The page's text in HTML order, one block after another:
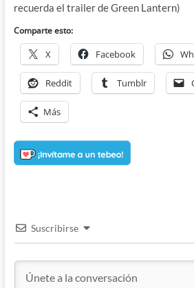
recuerda el trailer de Green Lantern)
Comparte esto:
X Facebook
Reddit Tumblr
Más
Suscribirse